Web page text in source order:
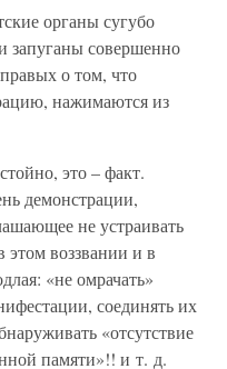
органы сугубо
запуганы совершенно
о том, что
нажимаются из
это – факт.
демонстрации,
не устраивать
воззвании и в
«не омрачать»
соединять их
«отсутствие
памяти»!! и т. д.